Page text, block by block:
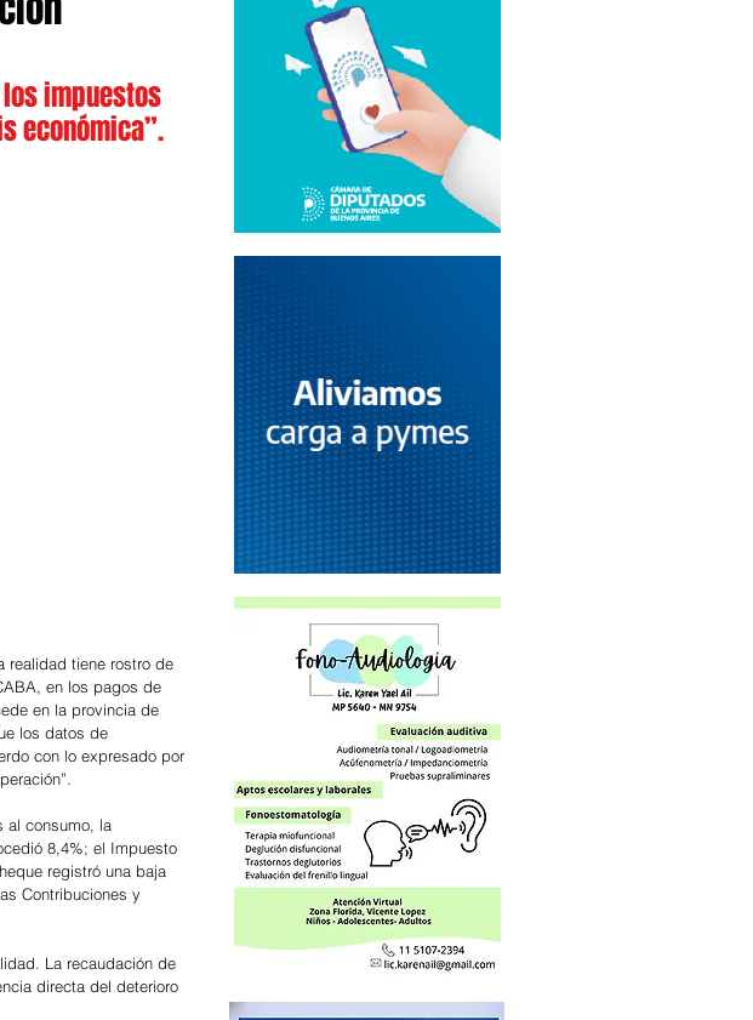
los impuestos
económica”.
realidad tiene rostro de
en los pagos de
en la provincia de
los datos de
con lo expresado por
al consumo, la
8,4%; el Impuesto
registró una baja
Contribuciones y
La recaudación de
directa del deterioro